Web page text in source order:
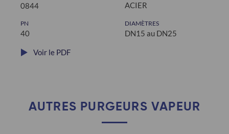
0844 ACIER
PN
40
DIAMÈTRES
DN15 au DN25
Voir le PDF
AUTRES PURGEURS VAPEUR